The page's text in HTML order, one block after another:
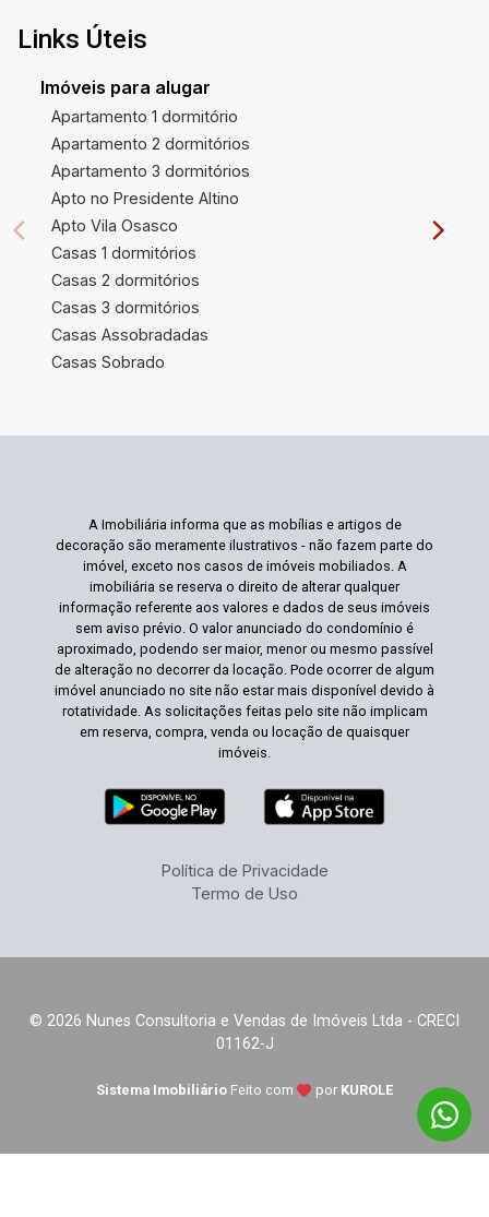
Links Úteis
Imóveis para alugar
Apartamento 1 dormitório
Apartamento 2 dormitórios
Apartamento 3 dormitórios
Apto no Presidente Altino
Apto Vila Osasco
Casas 1 dormitórios
Casas 2 dormitórios
Casas 3 dormitórios
Casas Assobradadas
Casas Sobrado
A Imobiliária informa que as mobílias e artigos de
decoração são meramente ilustrativos - não fazem parte do
imóvel, exceto nos casos de imóveis mobiliados. A
imobiliária se reserva o direito de alterar qualquer
informação referente aos valores e dados de seus imóveis
sem aviso prévio. O valor anunciado do condomínio é
aproximado, podendo ser maior, menor ou mesmo passível
de alteração no decorrer da locação. Pode ocorrer de algum
imóvel anunciado no site não estar mais disponível devido à
rotatividade. As solicitações feitas pelo site não implicam
em reserva, compra, venda ou locação de quaisquer
imóveis.
Política de Privacidade
Termo de Uso
© 2026 Nunes Consultoria e Vendas de Imóveis Ltda - CRECI
01162-J
Sistema Imobiliário Feito com por KUROLE